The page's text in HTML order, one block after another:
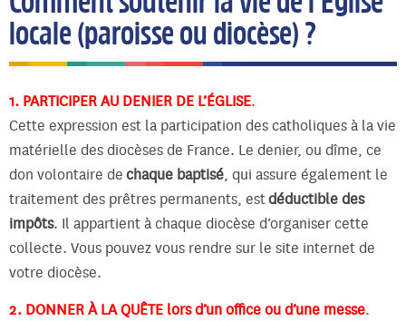
locale (paroisse ou diocèse) ?
1. PARTICIPER AU DENIER DE L’ÉGLISE.
Cette expression est la participation des catholiques à la vie
matérielle des diocèses de France. Le denier, ou dîme, ce
don volontaire dechaque baptisé, qui assure également le
traitement des prêtres permanents, estdéductible des
impôts. Il appartient à chaque diocèse d’organiser cette
collecte. Vous pouvez vous rendre sur le site internet de
votre diocèse.
2. DONNER À LA QUÊTE lors d’un office ou d’une messe.